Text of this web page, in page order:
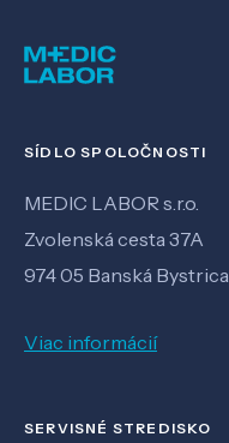
SÍDLO SPOLOČNOSTI
MEDIC LABOR s.r.o.
Zvolenská cesta 37A
974 05 Banská Bystrica
Viac informácií
SERVISNÉ STREDISKO